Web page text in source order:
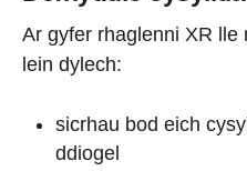
Ar gyfer rhaglenni XR lle
lein dylech:
sicrhau bod eich
ddiogel